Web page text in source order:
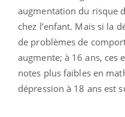
augmentation du risque
chez l’enfant. Mais si la
de problèmes de
augmente; à 16 ans, ces
notes plus faibles en
dépression à 18 ans est